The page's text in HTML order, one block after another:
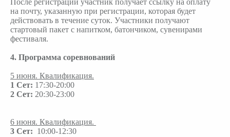
на почту, указанную при регистрации, которая будет
действовать в течение суток. Участники получают
стартовый пакет с напитком, батончиком, сувенирами
фестиваля.
4. Программа соревнований
5 июня. Квалификация.
1 Сет: 17:30-20:00
2 Сет: 20:30-23:00
6 июня. Квалификация.
3 Сет: 10:00-12:30